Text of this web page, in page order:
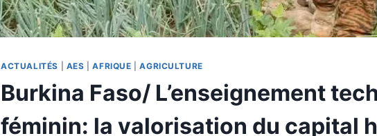
ACTUALITÉS AES |AFRIQUE |AGRICULTURE
Burkina Faso/ L’enseignement
féminin: la valorisation du capital